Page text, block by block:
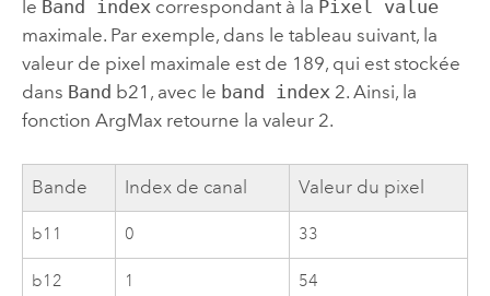
le Band indexcorrespondant à la Pixel value
maximale. Par exemple, dans le tableau suivant, la
valeur de pixel maximale est de 189, qui est stockée
dans Band b21, avec le band index2. Ainsi, la
fonction ArgMax retourne la valeur 2.
Bande Index de canal Valeur du pixel
b11 0 33
b12 1 54